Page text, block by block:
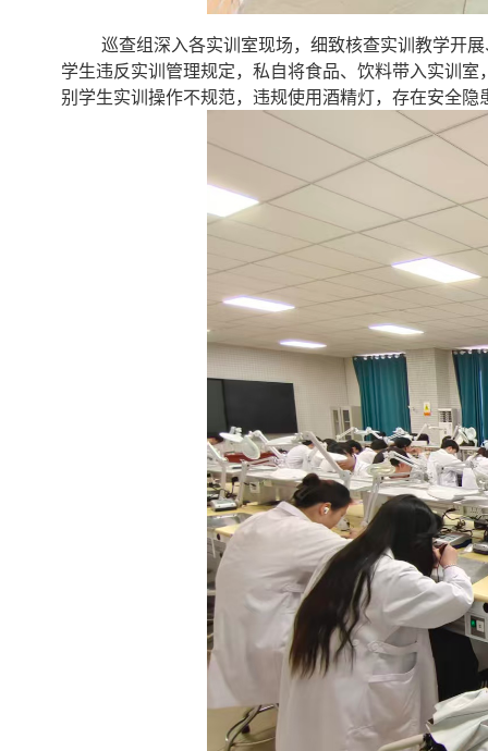
巡查组深入各实训室现场，细致核查实训教学开
学生违反实训管理规定，私自将食品、饮料带入实训
别学生实训操作不规范，违规使用酒精灯，存在安全隐